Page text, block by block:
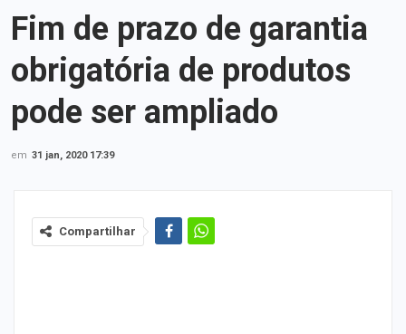
Fim de prazo de garantia
obrigatória de produtos
pode ser ampliado
em 31 jan, 2020 17:39
Compartilhar